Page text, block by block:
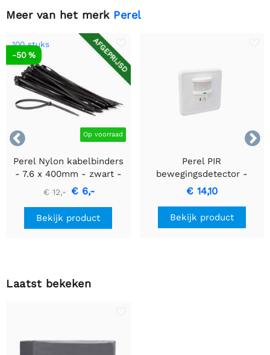
Meer van het merk Perel


AFGEPRIJSD
100 stuks
Op voorraad
-50 %
Perel Nylon kabelbinders
- 7.6 x 400mm - zwart -
100 stuks
€ 12,- € 6,-
Bekijk product
Perel PIR
bewegingsdetector -
Inbouw met
bewegingsdetectie &
inbouwontwerp
€ 14,10
Bekijk product
Laatst bekeken